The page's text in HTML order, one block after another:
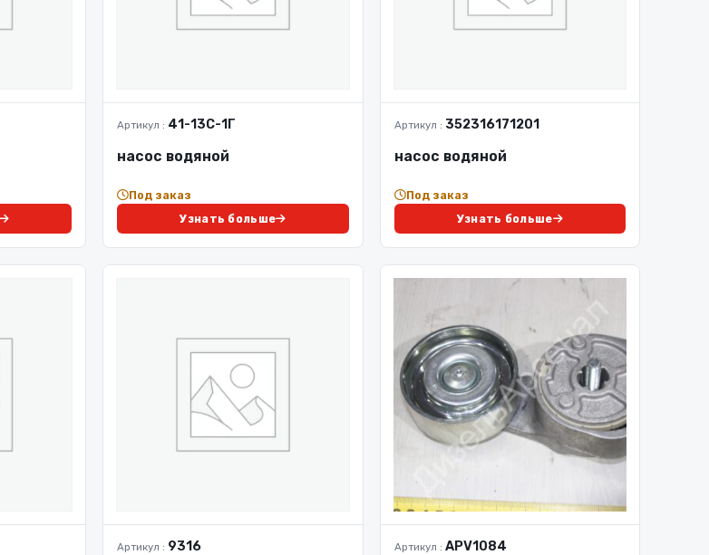
Артикул : 41-13С-1Г
насос водяной
Под заказ
Узнать больше
Артикул : 352316171201
насос водяной
Под заказ
Узнать больше
Артикул : 9316 Артикул : APV1084